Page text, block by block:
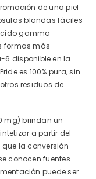
de una piel
blandas fáciles
gamma
formas más
6 disponible en la
es 100% pura, sin
residuos de
mg) brindan un
a partir del
que la conversión
conocen fuentes
puede ser